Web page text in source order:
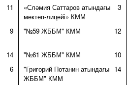
11
«Сләмия Саттаров атындағы
мектеп-лицейі» КММ
3
9 "№59 ЖББМ" КММ 12
14 "№61 ЖББМ" КММ
10
6
"Григорий Потанин атындағы
ЖББМ" КММ
14